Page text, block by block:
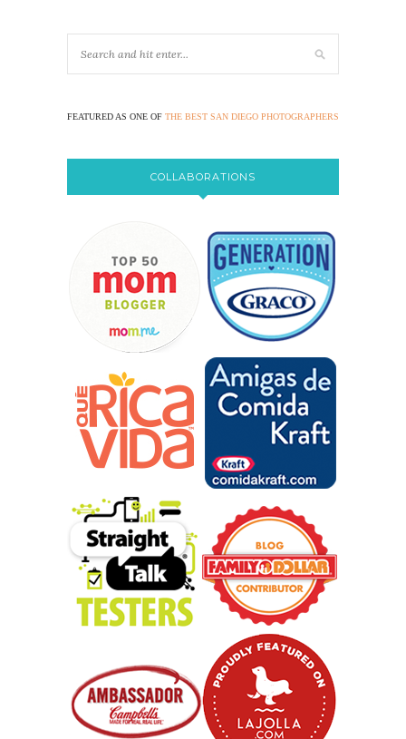
FEATURED AS ONE OF THE BEST SAN DIEGO PHOTOGRAPHERS
COLLABORATIONS